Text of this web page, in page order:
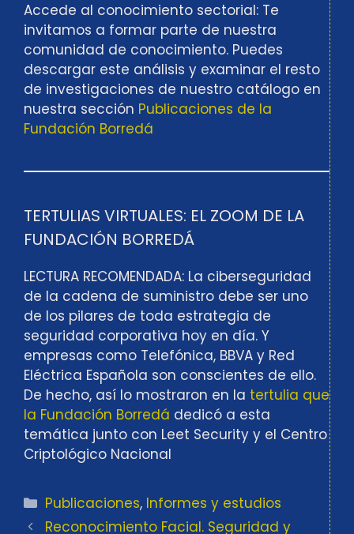
Accede al conocimiento sectorial: Te
invitamos a formar parte de nuestra
comunidad de conocimiento. Puedes
descargar este análisis y examinar el resto
de investigaciones de nuestro catálogo en
nuestra sección Publicaciones de la
Fundación Borredá
TERTULIAS VIRTUALES: EL ZOOM DE LA
FUNDACIÓN BORREDÁ
LECTURA RECOMENDADA: La ciberseguridad
de la cadena de suministro debe ser uno
de los pilares de toda estrategia de
seguridad corporativa hoy en día. Y
empresas como Telefónica, BBVA y Red
Eléctrica Española son conscientes de ello.
De hecho, así lo mostraron en la tertulia que
la Fundación Borredá dedicó a esta
temática junto con Leet Security y el Centro
Criptológico Nacional
Categorías
Publicaciones, Informes y estudios
Reconocimiento Facial. Seguridad y